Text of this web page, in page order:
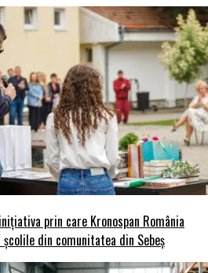
prin care Kronospan România
din comunitatea din Sebeș